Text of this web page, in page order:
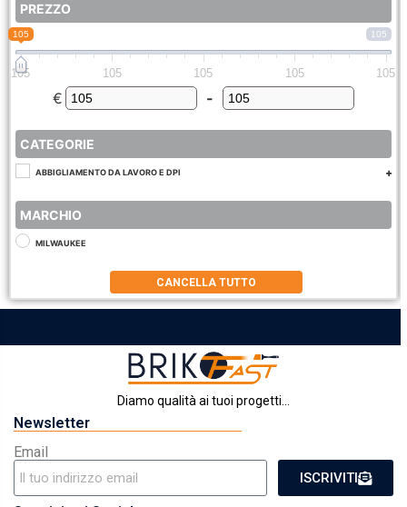
PREZZO
105
105
105 105 105 105 105
€ Minimum Price
-
Maximum Price
CATEGORIE
ABBIGLIAMENTO DA LAVORO E DPI
MARCHIO
MILWAUKEE
CANCELLA TUTTO
Diamo qualità ai tuoi progetti...
Newsletter
Email
ISCRIVITI